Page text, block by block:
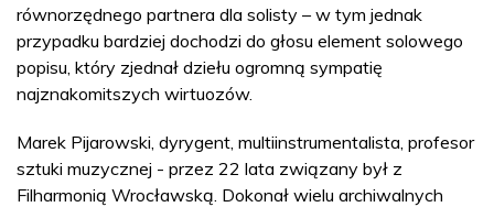
równorzędnego partnera dla solisty – w tym jednak
przypadku bardziej dochodzi do głosu element solowego
popisu, który zjednał dziełu ogromną sympatię
najznakomitszych wirtuozów.
Marek Pijarowski, dyrygent, multiinstrumentalista, profesor
sztuki muzycznej - przez 22 lata związany był z
Filharmonią Wrocławską. Dokonał wielu archiwalnych